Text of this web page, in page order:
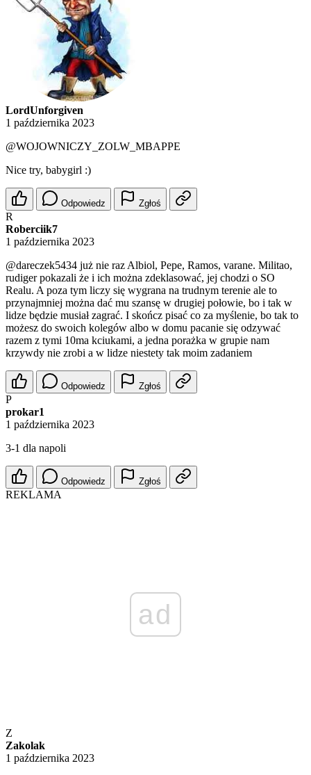
LordUnforgiven
1 października 2023
@WOJOWNICZY_ZOLW_MBAPPE
Nice try, babygirl :)
Odpowiedz Zgłoś
R
Roberciik7
1 października 2023
@dareczek5434 już nie raz Albiol, Pepe, Ramos, varane. Militao,
rudiger pokazali że i ich można zdeklasować, jej chodzi o SO
Realu. A poza tym liczy się wygrana na trudnym terenie ale to
przynajmniej można dać mu szansę w drugiej połowie, bo i tak w
lidze będzie musiał zagrać. I skończ pisać co za myślenie, bo tak to
możesz do swoich kolegów albo w domu pacanie się odzywać
razem z tymi 10ma kciukami, a jedna porażka w grupie nam
krzywdy nie zrobi a w lidze niestety tak moim zadaniem
Odpowiedz Zgłoś
P
prokar1
1 października 2023
3-1 dla napoli
Odpowiedz Zgłoś
REKLAMA
ad
Z
Zakolak
1 października 2023